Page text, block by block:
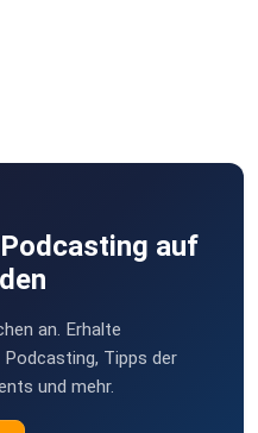
kostenfreie Tipps
auf
an. Erhalte
Tipps der
und mehr.